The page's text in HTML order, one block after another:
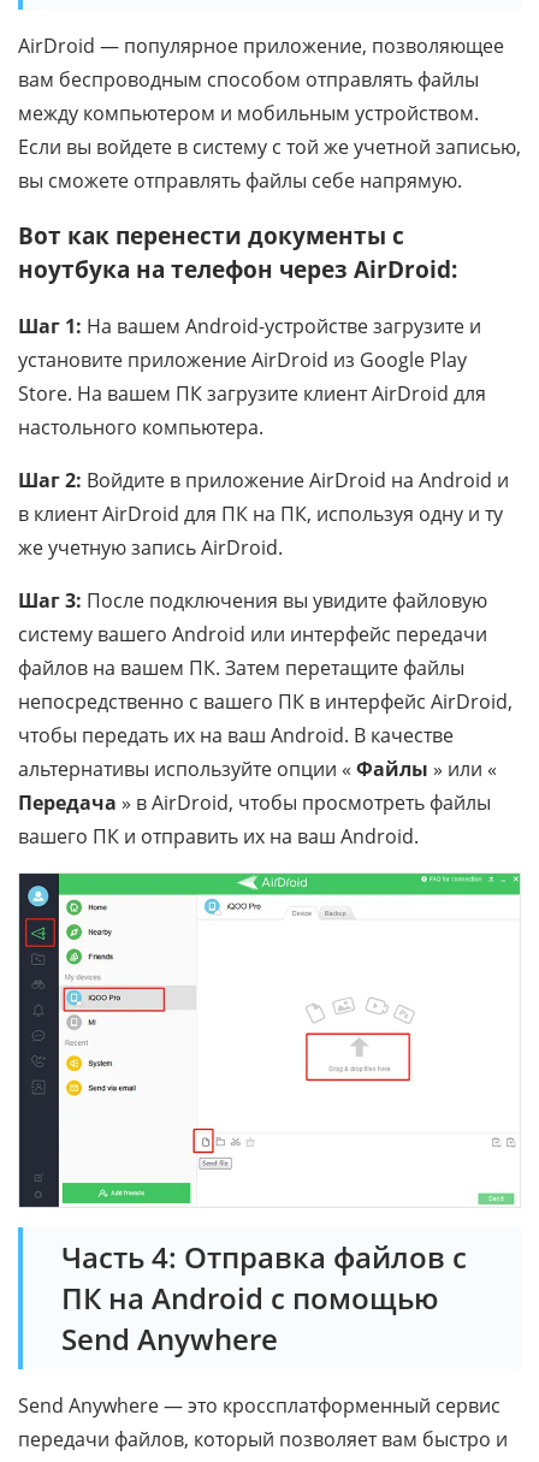
AirDroid — популярное приложение, позволяющее
вам беспроводным способом отправлять файлы
между компьютером и мобильным устройством.
Если вы войдете в систему с той же учетной записью,
вы сможете отправлять файлы себе напрямую.
Вот как перенести документы с
ноутбука на телефон через AirDroid:
Шаг 1: На вашем Android-устройстве загрузите и
установите приложение AirDroid из Google Play
Store. На вашем ПК загрузите клиент AirDroid для
настольного компьютера.
Шаг 2: Войдите в приложение AirDroid на Android и
в клиент AirDroid для ПК на ПК, используя одну и ту
же учетную запись AirDroid.
Шаг 3: После подключения вы увидите файловую
систему вашего Android или интерфейс передачи
файлов на вашем ПК. Затем перетащите файлы
непосредственно с вашего ПК в интерфейс AirDroid,
чтобы передать их на ваш Android. В качестве
альтернативы используйте опции « Файлы » или «
Передача » в AirDroid, чтобы просмотреть файлы
вашего ПК и отправить их на ваш Android.
Часть 4: Отправка файлов с
ПК на Android с помощью
Send Anywhere
Send Anywhere — это кроссплатформенный сервис
передачи файлов, который позволяет вам быстро и